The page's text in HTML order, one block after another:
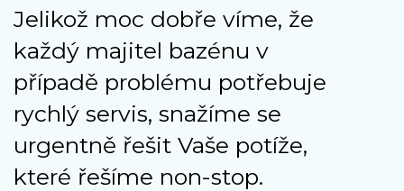
Jelikož moc dobře víme, že
každý majitel bazénu v
případě problému potřebuje
rychlý servis, snažíme se
urgentně řešit Vaše potíže,
které řešíme non-stop.